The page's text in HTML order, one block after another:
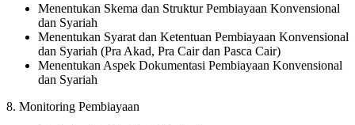
Menentukan Skema dan Struktur Pembiayaan Konvensional
dan Syariah
Menentukan Syarat dan Ketentuan Pembiayaan Konvensional
dan Syariah (Pra Akad, Pra Cair dan Pasca Cair)
Menentukan Aspek Dokumentasi Pembiayaan Konvensional
dan Syariah
8. Monitoring Pembiayaan